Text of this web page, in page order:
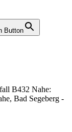
Button
B432 Nahe:
Bad Segeberg -